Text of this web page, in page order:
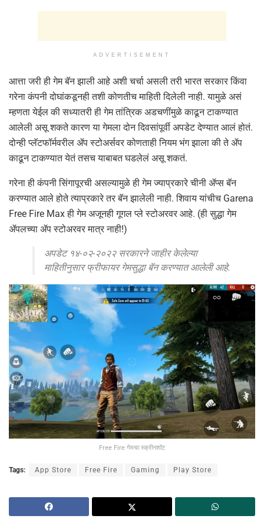
ADVERTISEMENT
आत्ता जरी ही गेम बॅन झाली आहे अशी चर्चा असली तरी भारत सरकार किंवा
गरेना कंपनी दोघांकडूनही तशी कोणतीच माहिती दिलेली नाही. यामुळे असं
म्हणता येईल की सध्यातरी ही गेम तांत्रिक अडचणींमुळे काढून टाकण्यात
आलेली असू शकते कारण या गेमला दोन दिवसांपूर्वी अपडेट देण्यात आलं होतं.
दोन्ही प्लॅटफॉर्मवरील ॲप स्टोअर्सवर कोणताही नियम भंग झाला की ते ॲप
काढून टाकण्यात येतं तसच याबाबत घडलेलं असू शकतं.
गरेना ही कंपनी सिंगापूरची असल्यामुळे ही गेम ज्याप्रकारे चीनी ॲप्स बॅन
करण्यात आले होते त्याप्रकारे तर बॅन झालेली नाही. शिवाय यांचीच Garena
Free Fire Max ही गेम अजूनही गूगल प्ले स्टोअरवर आहे. (ही सुद्धा गेम
ॲपलच्या ॲप स्टोअरवर मात्र नाही!)
अपडेट १४-०२-२०२२ सरकारने जाहीर केलेल्या
माहितीनुसार फ्रीफायर गेमसुद्धा बॅन करण्यात आलेली आहे.
Free Fire गेमचा स्क्रीनशॉट
Tags: App Store Free Fire Gaming Play Store